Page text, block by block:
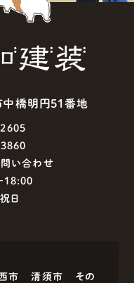
橋明円51番地
い合わせ
日
市 清須市
その